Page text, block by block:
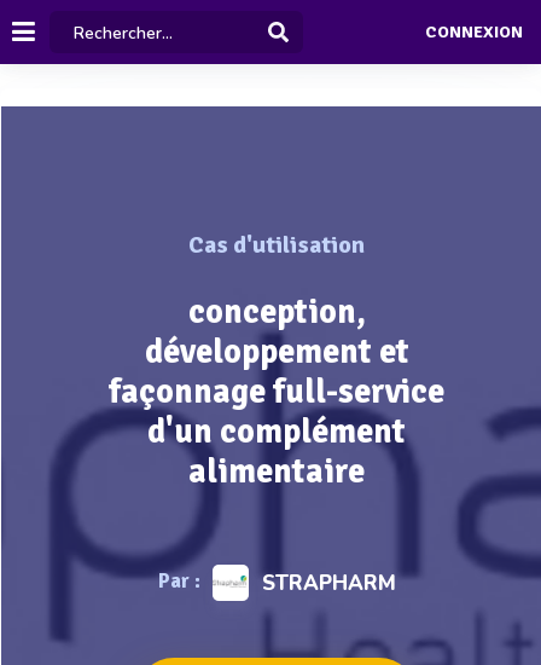
CONNEXION
Cas d'utilisation
conception,
développement et
façonnage full-service
d'un complément
alimentaire
Par : STRAPHARM